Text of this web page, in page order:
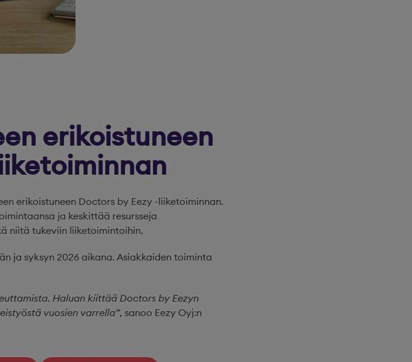
erikoistuneen
erikoistuneen Doctors by Eezy -liiketoiminnan.
ja keskittää resursseja
niitä tukeviin liiketoimintoihin.
ja syksyn 2026 aikana. Asiakkaiden toiminta
Haluan kiittää Doctors by Eezyn
vuosien varrella”, sanoo Eezy Oyj:n